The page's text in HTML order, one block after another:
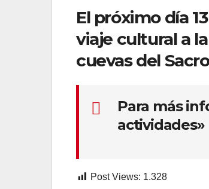
El próximo día
viaje cultural a
cuevas del
Para más
actividades»
Post Views: 1.328